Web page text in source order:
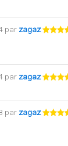
par zagaz
par zagaz
par zagaz